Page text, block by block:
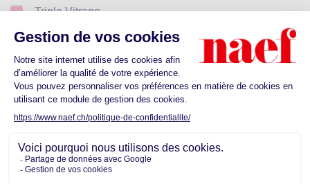
Triple Vitrage
Prendre rendez-vous pour un premier
contact
Lundi
10
Mardi
11